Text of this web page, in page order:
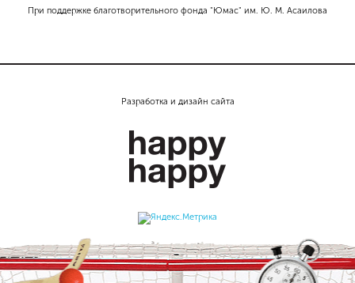
При поддержке благотворительного фонда "Юмас" им. Ю. М. Асаилова
Разработка и дизайн сайта